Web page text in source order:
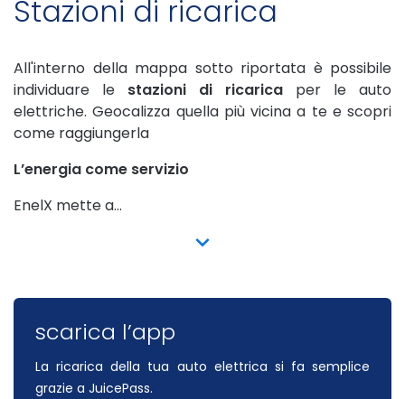
Stazioni di ricarica
All'interno della mappa sotto riportata è possibile
individuare le stazioni di ricarica per le auto
elettriche. Geocalizza quella più vicina a te e scopri
come raggiungerla
L’energia come servizio
EnelX mette a...
show more
scarica l’app
La ricarica della tua auto elettrica si fa semplice
grazie a JuicePass.